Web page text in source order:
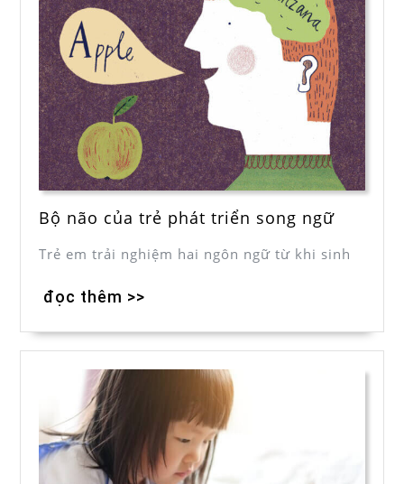
Bộ não của trẻ phát triển song ngữ
Trẻ em trải nghiệm hai ngôn ngữ từ khi sinh
đọc thêm >>